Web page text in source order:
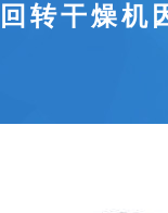
公司介绍
干燥设备
回转干燥机